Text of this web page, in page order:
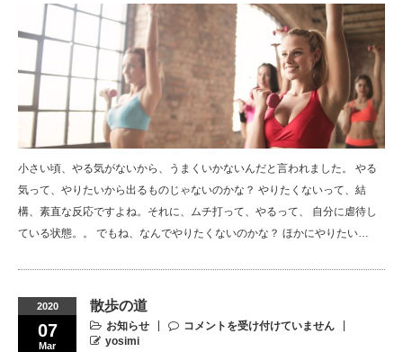
小さい頃、やる気がないから、うまくいかないんだと言われました。 やる
気って、やりたいから出るものじゃないのかな？ やりたくないって、結
構、素直な反応ですよね。それに、ムチ打って、やるって、 自分に虐待し
ている状態。。 でもね、なんでやりたくないのかな？ ほかにやりたい…
2020
07
Mar
散歩の道
お知らせ
コメントを受け付けていません
yosimi